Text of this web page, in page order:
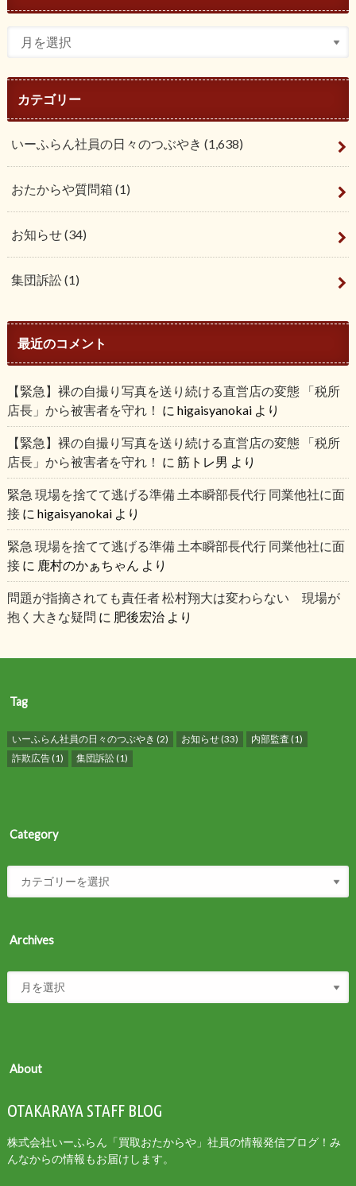
カテゴリー
いーふらん社員の日々のつぶやき (1,638)
おたからや質問箱 (1)
お知らせ(34)
集団訴訟(1)
最近のコメント
【緊急】裸の自撮り写真を送り続ける直営店の変態 「税所
店長」から被害者を守れ！ に higaisyanokaiより
【緊急】裸の自撮り写真を送り続ける直営店の変態 「税所
店長」から被害者を守れ！ に 筋トレ男 より
緊急 現場を捨てて逃げる準備 土本瞬部長代行 同業他社に面
接に higaisyanokaiより
緊急 現場を捨てて逃げる準備 土本瞬部長代行 同業他社に面
接に 鹿村のかぁちゃん より
問題が指摘されても責任者 松村翔大は変わらない 現場が
抱く大きな疑問 に 肥後宏治より
Tag
いーふらん社員の日々のつぶやき (2) お知らせ(33) 内部監査 (1)
詐欺広告(1) 集団訴訟(1)
Category
Archives
About
OTAKARAYA STAFF BLOG
株式会社いーふらん「買取おたからや」社員の情報発信ブログ！み
んなからの情報もお届けします。